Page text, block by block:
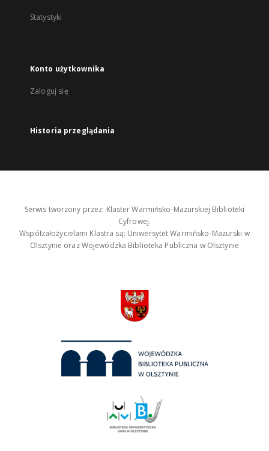
Statystyki
Konto użytkownika
Zaloguj się
Historia przeglądania
Serwis tworzony przez: Klaster Warmińsko-Mazurskiej Biblioteki
Cyfrowej.
Współzałożycielami Klastra są: Uniwersytet Warmińsko-Mazurski w
Olsztynie oraz Wojewódzka Biblioteka Publiczna w Olsztynie